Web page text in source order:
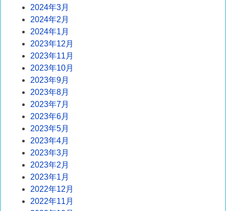
2024年3月
2024年2月
2024年1月
2023年12月
2023年11月
2023年10月
2023年9月
2023年8月
2023年7月
2023年6月
2023年5月
2023年4月
2023年3月
2023年2月
2023年1月
2022年12月
2022年11月